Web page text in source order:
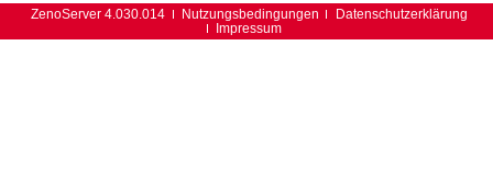
ZenoServer 4.030.014 Nutzungsbedingungen
Datenschutzerklärung
Impressum